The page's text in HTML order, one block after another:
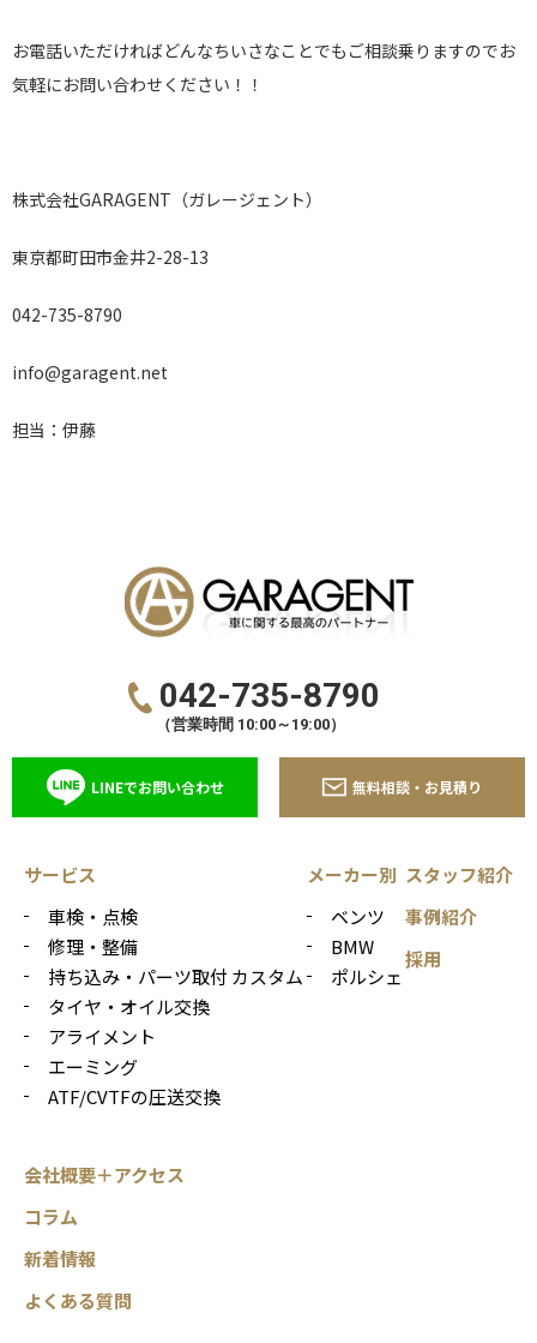
お電話いただければどんなちいさなことでもご相談乗りますのでお
気軽にお問い合わせください！！
株式会社GARAGENT（ガレージェント）
東京都町田市金井2-28-13
042-735-8790
info@garagent.net
担当：伊藤
042-735-8790
（営業時間 10:00～19:00）
LINEでお問い合わせ 無料相談・お見積り
サービス
車検・点検
修理・整備
持ち込み・パーツ取付 カスタム
タイヤ・オイル交換
アライメント
エーミング
ATF/CVTFの圧送交換
メーカー別
ベンツ
BMW
ポルシェ
スタッフ紹介
事例紹介
採用
会社概要＋アクセス
コラム
新着情報
よくある質問